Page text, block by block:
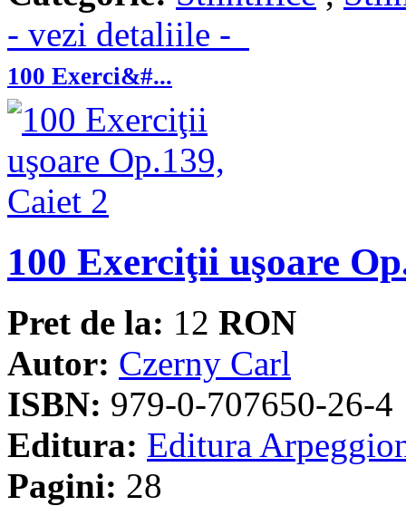
- vezi detaliile -
100 Exerci&#...
100 Exerciţii uşoare
Pret de la: 12 RON
Autor: Czerny Carl
ISBN: 979-0-707650-26-4
Editura: Editura
Pagini: 28